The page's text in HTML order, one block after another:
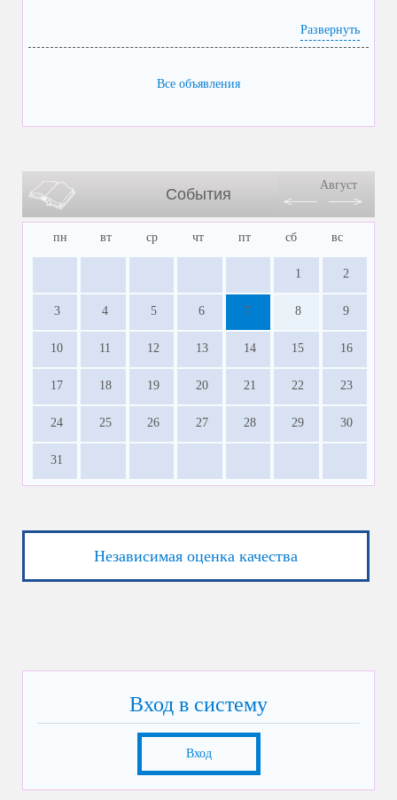
Развернуть
Все объявления
События
Август
пн вт ср чт пт сб вс
1 2
3 4 5 6 7 8 9
10 11 12 13 14 15 16
17 18 19 20 21 22 23
24 25 26 27 28 29 30
31
Независимая оценка качества
Вход в систему
Вход